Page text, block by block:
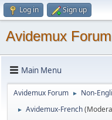
Log in Sign up
Avidemux Forum
Main Menu
Avidemux Forum ► Non-
► Avidemux-French